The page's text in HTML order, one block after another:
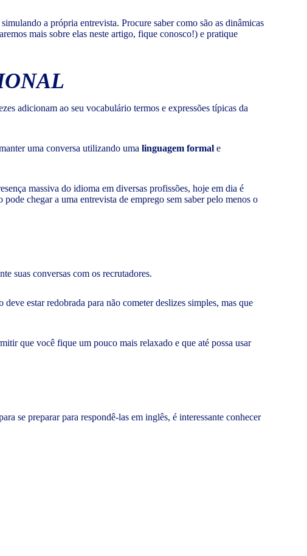
a própria entrevista. Procure saber como são as dinâmicas
mais sobre elas neste artigo, fique conosco!) e pratique
adicionam ao seu vocabulário termos e expressões típicas da
uma conversa utilizando uma linguagem formal e
massiva do idioma em diversas profissões, hoje em dia é
chegar a uma entrevista de emprego sem saber pelo menos o
suas conversas com os recrutadores.
estar redobrada para não cometer deslizes simples, mas que
que você fique um pouco mais relaxado e que até possa usar
se preparar para respondê-las em inglês, é interessante conhecer